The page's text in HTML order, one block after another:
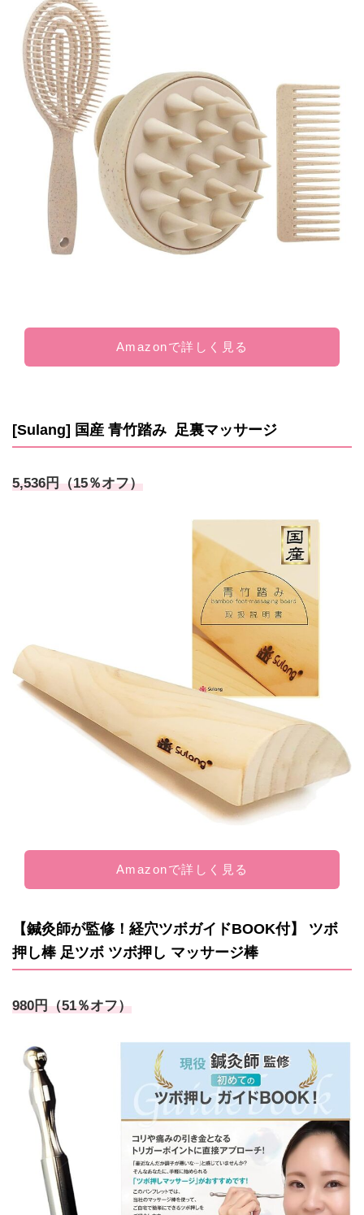
Amazonで詳しく見る
[Sulang] 国産 青竹踏み 足裏マッサージ
5,536円（15％オフ）
Amazonで詳しく見る
【鍼灸師が監修！経穴ツボガイドBOOK付】 ツボ
押し棒 足ツボ ツボ押し マッサージ棒
980円（51％オフ）